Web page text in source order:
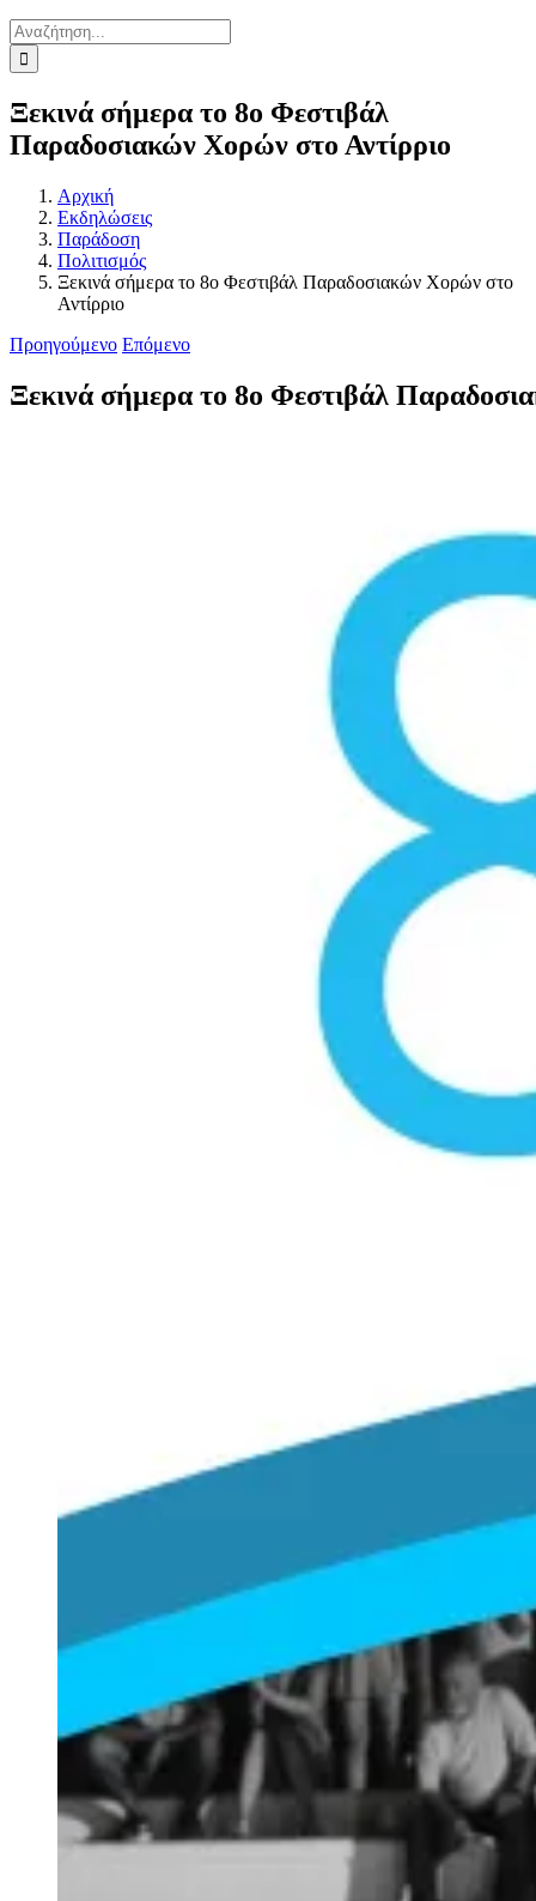
Αναζήτηση
για:
Ξεκινά σήμερα το 8ο Φεστιβάλ
Παραδοσιακών Χορών στο Αντίρριο
Αρχική
Εκδηλώσεις
Παράδοση
Πολιτισμός
Ξεκινά σήμερα το 8ο Φεστιβάλ Παραδοσιακών Χορών στο
Αντίρριο
Προηγούμενο Επόμενο
Ξεκινά σήμερα το 8ο Φεστιβάλ